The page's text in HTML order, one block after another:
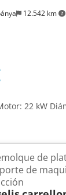
12.542 km
22 kW
de
de